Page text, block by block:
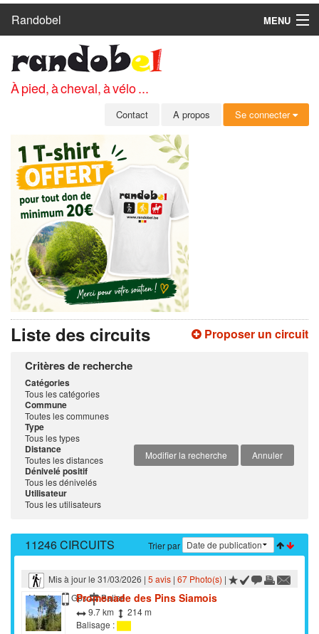
Randobel
MENU
CIRCUITS
CLUBS
MEMBRES
SE CONNECTER
INSCRIPTION GRATUITE
MOT DE PASSE OUBLIÉ
À pied, à cheval, à vélo ...
Contact A propos Se connecter
Proposer un circuit
Liste des circuits
Critères de recherche
Catégories
Tous les catégories
Commune
Toutes les communes
Type
Tous les types
Modifier la recherche
Annuler
Distance
Toutes les distances
Dénivelé positif
Tous les dénivelés
Utilisateur
Tous les utilisateurs
Trier par
11246 CIRCUITS
Mis à jour le 31/03/2026 | 5 avis| 67 Photo(s) |
Marche
Gps Balisé
Promenade des Pins Siamois
9.7 km
214 m
Balisage :